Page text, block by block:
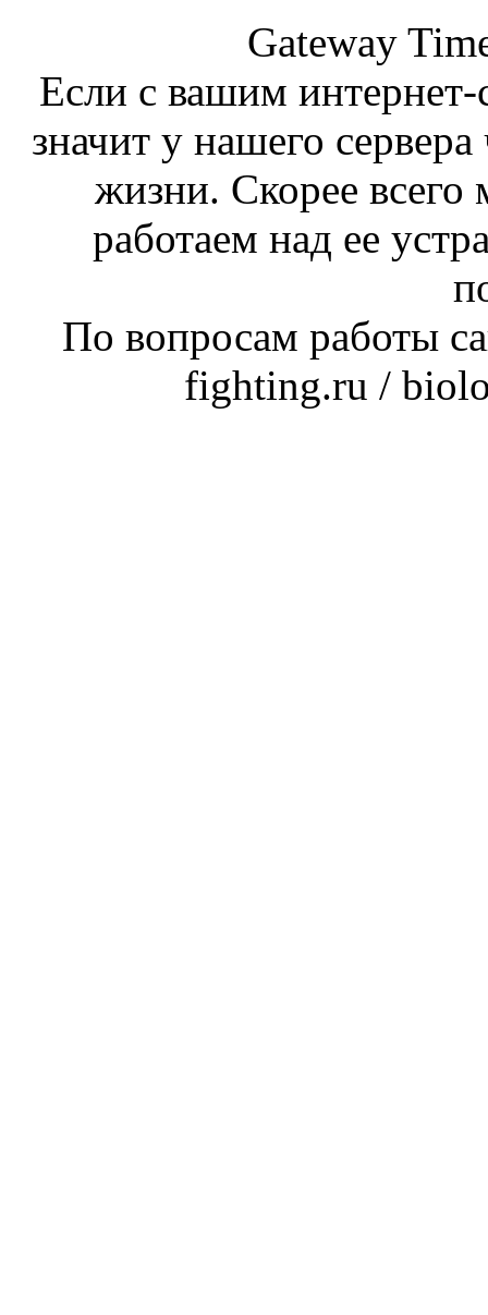
Gateway
Если с вашим интернет-
значит у нашего
жизни. Скорее
работаем над ее
По вопросам работы
fighting.ru /